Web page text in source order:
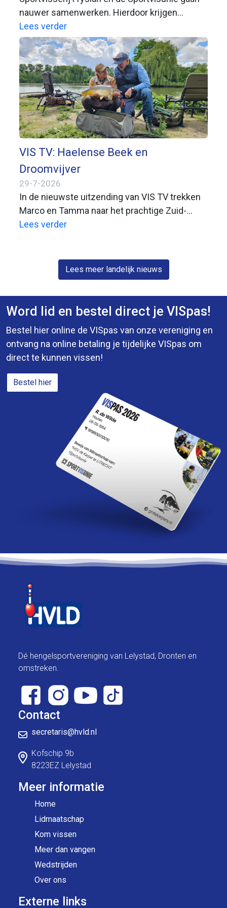
nauwer samenwerken. Hierdoor krijgen
sportvissers met de Fiskfergunning of VISpas
toegang tot een aantal nieuwe wateren. Beide
organisaties willen sportvissers en
aangesloten hengelsportverenigingen
daarmee beter van dienst zijn.
Lees verder
VIS TV: Haelense Beek en
Droomvijver
29-7-2026
In de nieuwste uitzending van VIS TV trekken
Marco en Tamma naar het prachtige Zuid-
Limburg. Daar beleven ze een zeer gevarieerde
Lees verder
Lees meer landelijk nieuws
Word lid en bestel direct je VISpas!
Bestel hier online de VISpas van onze vereniging en
ontvang na online betaling je tijdelijke VISpas om
direct te kunnen vissen!
Bestel hier
Dé hengelsportvereniging van Lelystad, Dronten en
omstreken.
Contact
secretaris@hvld.nl
Kofschip 9b
8223EZ Lelystad
Meer informatie
Home
Lidmaatschap
Kom vissen
Meer dan vangen
Wedstrijden
Over ons
Externe links